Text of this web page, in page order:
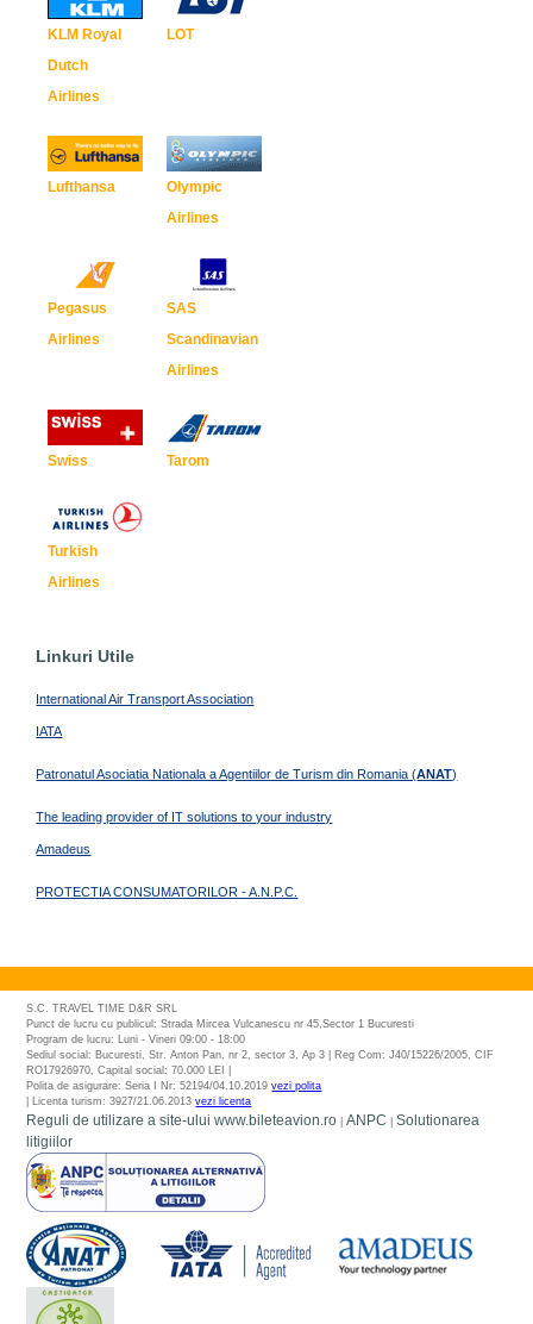
KLM Royal
Dutch
Airlines
LOT
Lufthansa
Olympic
Airlines
Pegasus
Airlines
SAS
Scandinavian
Airlines
Swiss Tarom
Turkish
Airlines
Linkuri Utile
International Air Transport Association
IATA
Patronatul Asociatia Nationala a Agentiilor de Turism din Romania (ANAT)
The leading provider of IT solutions to your industry
Amadeus
PROTECTIA CONSUMATORILOR - A.N.P.C.
S.C. TRAVEL TIME D&R SRL
Punct de lucru cu publicul: Strada Mircea Vulcanescu nr 45,Sector 1 Bucuresti
Program de lucru: Luni - Vineri 09:00 - 18:00
Sediul social: Bucuresti, Str. Anton Pan, nr 2, sector 3, Ap 3 | Reg Com: J40/15226/2005, CIF
RO17926970, Capital social: 70.000 LEI |
Polita de asigurare: Seria I Nr: 52194/04.10.2019vezi polita
| Licenta turism: 3927/21.06.2013vezi licenta
Reguli de utilizare a site-ului www.bileteavion.ro |ANPC |Solutionarea
litigiilor